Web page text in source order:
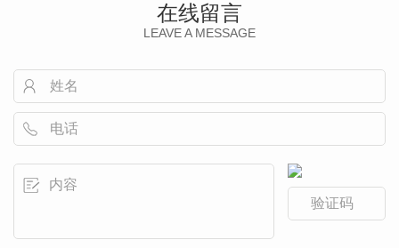
在线留言
LEAVE A MESSAGE